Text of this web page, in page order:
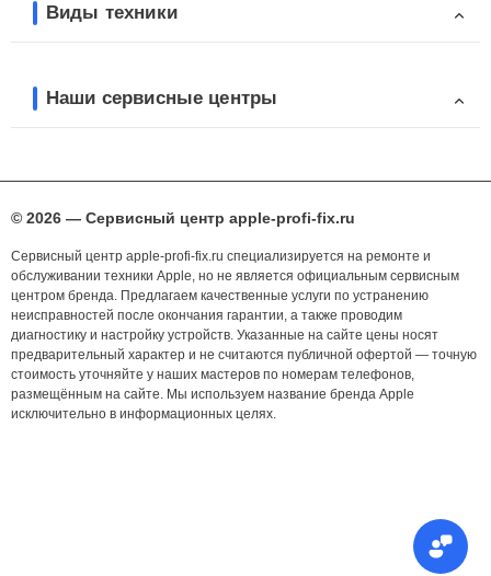
Виды техники
Наши сервисные центры
© 2026 — Сервисный центр apple-profi-fix.ru
Сервисный центр apple-profi-fix.ru специализируется на ремонте и
обслуживании техники Apple, но не является официальным сервисным
центром бренда. Предлагаем качественные услуги по устранению
неисправностей после окончания гарантии, а также проводим
диагностику и настройку устройств. Указанные на сайте цены носят
предварительный характер и не считаются публичной офертой — точную
стоимость уточняйте у наших мастеров по номерам телефонов,
размещённым на сайте. Мы используем название бренда Apple
исключительно в информационных целях.